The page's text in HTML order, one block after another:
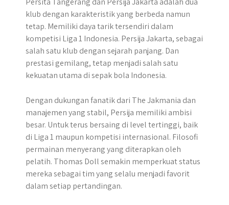
klub dengan karakteristik yang berbeda namun
tetap. Memiliki daya tarik tersendiri dalam
kompetisi Liga 1 Indonesia. Persija Jakarta, sebagai
salah satu klub dengan sejarah panjang. Dan
prestasi gemilang, tetap menjadi salah satu
kekuatan utama di sepak bola Indonesia.
Dengan dukungan fanatik dari The Jakmania dan
manajemen yang stabil, Persija memiliki ambisi
besar. Untuk terus bersaing di level tertinggi, baik
di Liga 1 maupun kompetisi internasional. Filosofi
permainan menyerang yang diterapkan oleh
pelatih. Thomas Doll semakin memperkuat status
mereka sebagai tim yang selalu menjadi favorit
dalam setiap pertandingan.